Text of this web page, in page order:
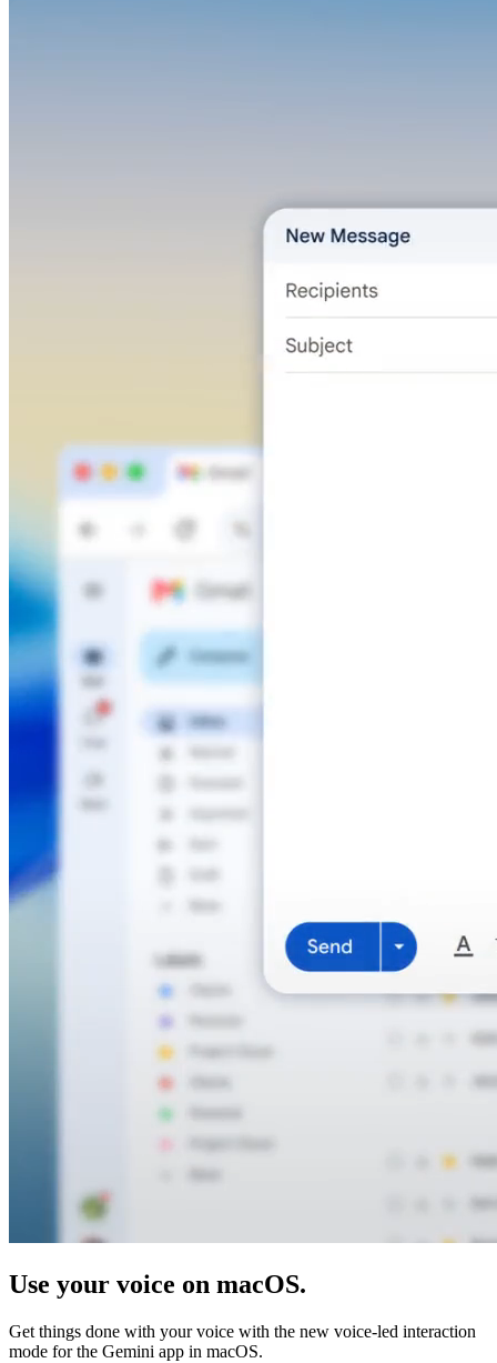
Use your voice on macOS.
Get things done with your voice with the new voice-led interaction
mode for the Gemini app in macOS.